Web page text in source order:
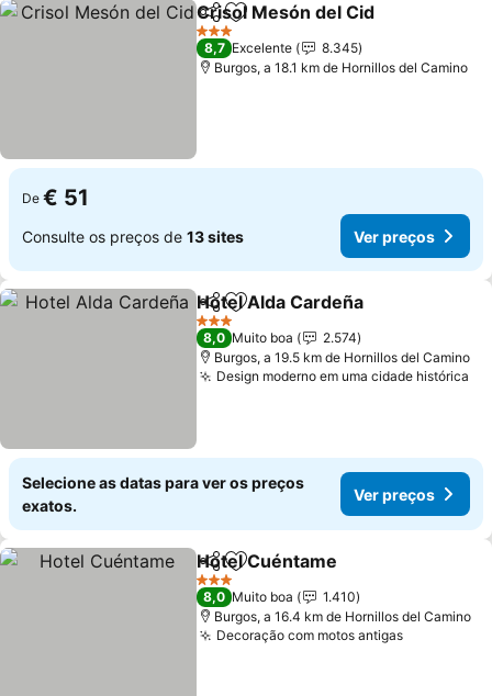
PartilharAdicionar aos favoritos
Crisol Mesón del Cid
3 Estrelas
8,7 Excelente
8.345
Burgos, a 18.1 km de Hornillos del Camino
De € 51
Consulte os preços de 13 sites Ver preços
PartilharAdicionar aos favoritos
Hotel Alda Cardeña
3 Estrelas
8,0 Muito boa
2.574
Burgos, a 19.5 km de Hornillos del Camino
Design moderno em uma cidade histórica
Selecione as datas para ver os preços
exatos.
Ver preços
PartilharAdicionar aos favoritos
Hotel Cuéntame
3 Estrelas
8,0 Muito boa
1.410
Burgos, a 16.4 km de Hornillos del Camino
Decoração com motos antigas